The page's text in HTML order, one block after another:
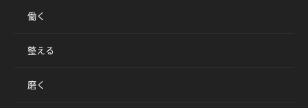
働く
整える
磨く